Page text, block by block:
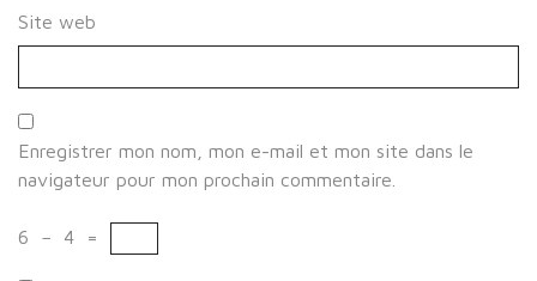
Site web
Enregistrer mon nom, mon e-mail et mon site dans le
navigateur pour mon prochain commentaire.
6 − 4 =